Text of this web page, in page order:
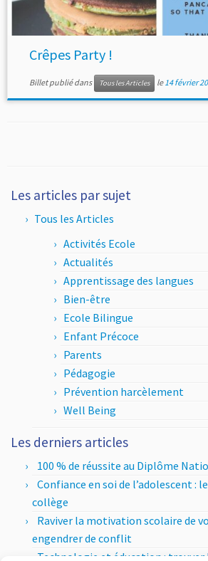
Crêpes Party !
Billet publié dans Tous les Articles le14 février
Les articles par sujet
Tous les Articles
Activités Ecole
Actualités
Apprentissage des langues
Bien-être
Ecole Bilingue
Enfant Précoce
Parents
Pédagogie
Prévention harcèlement
Well Being
Les derniers articles
100 % de réussite au Diplôme
Confiance en soi de l’adolescent :
collège
Raviver la motivation scolaire de
engendrer de conflit
Technologie et éducation :